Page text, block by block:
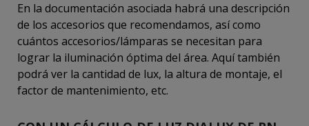
En la documentación asociada habrá una descripción
de los accesorios que recomendamos, así como
cuántos accesorios/lámparas se necesitan para
lograr la iluminación óptima del área. Aquí también
podrá ver la cantidad de lux, la altura de montaje, el
factor de mantenimiento, etc.